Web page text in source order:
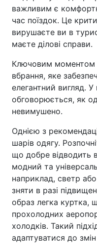
важливим є
час поїздок. Це
вирушаєте ви в
маєте ділові справи.
Ключовим моментом є
вбрання, яке
елегантний вигляд. У
обговорюється, як
невимушено.
Однією з
шарів одягу.
що добре відводить
модний та
наприклад, светр
зняти в разі
образ легка куртка,
прохолодних
холодків. Такий
адаптуватися до